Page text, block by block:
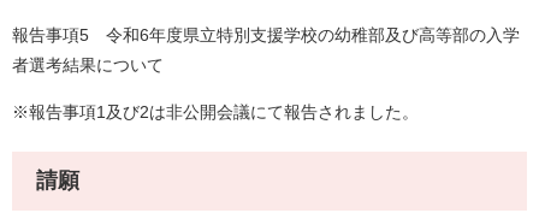
報告事項5 令和6年度県立特別支援学校の幼稚部及び高等部の入学
者選考結果について
※報告事項1及び2は非公開会議にて報告されました。
請願